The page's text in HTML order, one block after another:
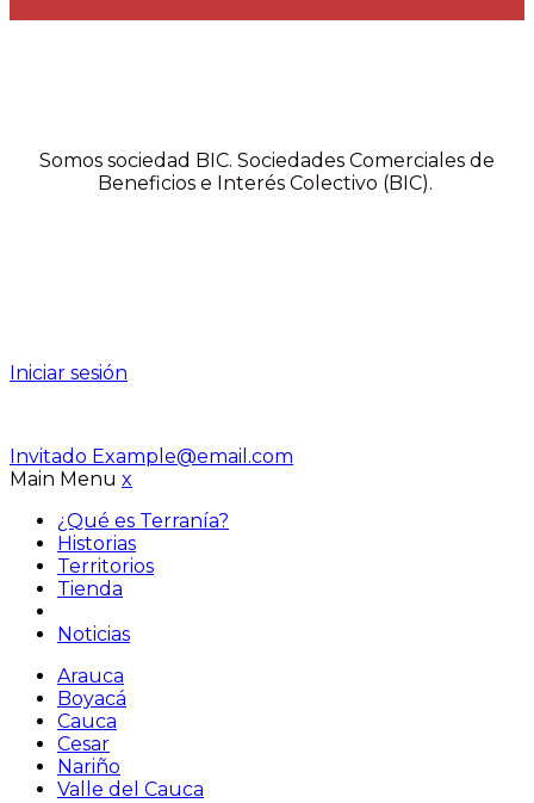
Somos sociedad BIC. Sociedades Comerciales de
Beneficios e Interés Colectivo (BIC).
Iniciar sesión
Invitado Example@email.com
Main Menu x
¿Qué es Terranía?
Historias
Territorios
Tienda
Noticias
Arauca
Boyacá
Cauca
Cesar
Nariño
Valle del Cauca